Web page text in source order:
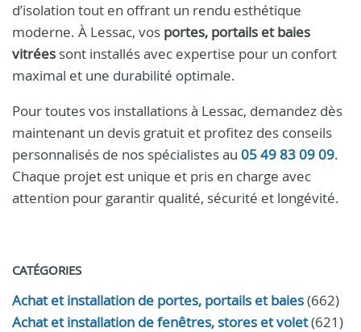
d’isolation tout en offrant un rendu esthétique
moderne. À Lessac, vos portes, portails et baies
vitrées sont installés avec expertise pour un confort
maximal et une durabilité optimale.
Pour toutes vos installations à Lessac, demandez dès
maintenant un devis gratuit et profitez des conseils
personnalisés de nos spécialistes au 05 49 83 09 09.
Chaque projet est unique et pris en charge avec
attention pour garantir qualité, sécurité et longévité.
CATÉGORIES
Achat et installation de portes, portails et baies(662)
Achat et installation de fenêtres, stores et volet(621)